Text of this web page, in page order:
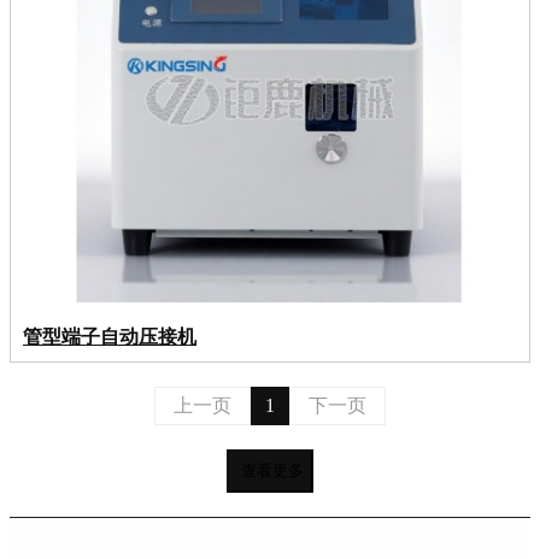
管型端子自动压接机
上一页 1 下一页